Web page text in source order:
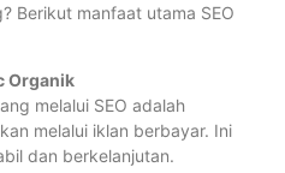
Berikut manfaat utama SEO
Organik
melalui SEO adalah
melalui iklan berbayar. Ini
dan berkelanjutan.